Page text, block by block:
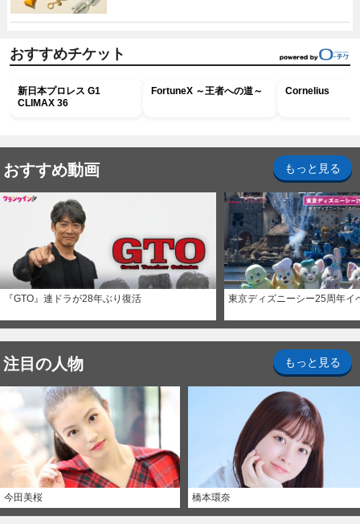
おすすめチケット
新日本プロレス G1
CLIMAX 36
FortuneX ～王者への道～ Cornelius
おすすめ動画 もっと見る
『GTO』連ドラが28年ぶり復活 東京ディズニーシー25周年イ
注目の人物 もっと見る
今田美桜 橋本環奈